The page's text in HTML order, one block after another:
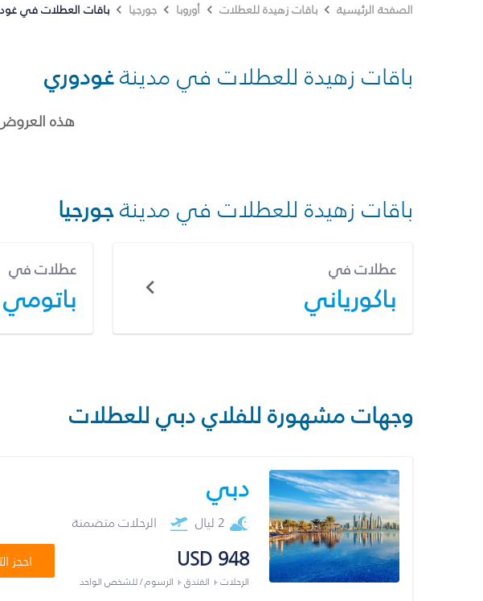
الصفحة الرئيسية باقات زهيدة للعطلات أوروبا جورجيا باقات العطلات في
باقات زهيدة للعطلات في مدينةغودوري
هذه
باقات زهيدة للعطلات في مدينةجورجيا
عطلات في
باكورياني
عطلات في
باتومي
وجهات مشهورة للفلاي دبي للعطلات
دبي
2 ليال الرحلات متضمنة
USD 948
الرحلات + الفندق + الرسوم / للشخص الواحد
احجز